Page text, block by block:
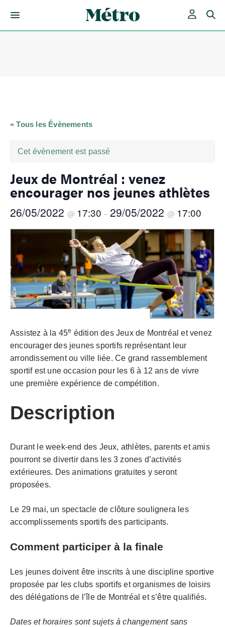
« Tous les Évènements
Cet évènement est passé
Jeux de Montréal : venez
encourager nos jeunes athlètes
26/05/2022 @ 17:30 –29/05/2022 @ 17:00
Assistez à la 45e édition des Jeux de Montréal et venez
encourager des jeunes sportifs représentant leur
arrondissement ou ville liée. Ce grand rassemblement
sportif est une occasion pour les 6 à 12 ans de vivre
une première expérience de compétition.
Description
Durant le week-end des Jeux, athlètes, parents et amis
pourront se divertir dans les 3 zones d’activités
extérieures. Des animations gratuites y seront
proposées.
Le 29 mai, un spectacle de clôture soulignera les
accomplissements sportifs des participants.
Comment participer à la finale
Les jeunes doivent être inscrits à une discipline sportive
proposée par les clubs sportifs et organismes de loisirs
des délégations de l’île de Montréal et s’être qualifiés.
Dates et horaires sont sujets à changement sans